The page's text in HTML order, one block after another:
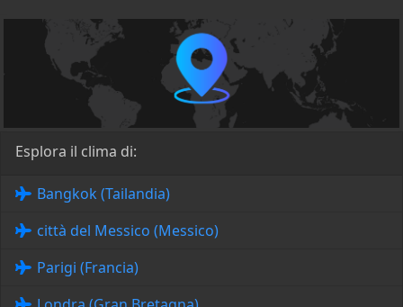
Esplora il clima di:
Bangkok (Tailandia)
città del Messico (Messico)
Parigi (Francia)